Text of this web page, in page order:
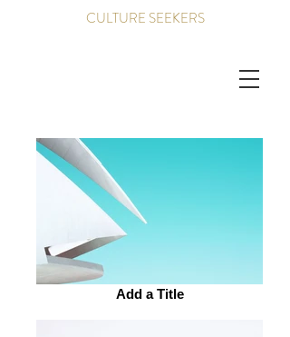
CULTURE SEEKERS
Add a Title